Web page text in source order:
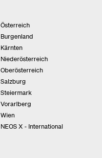
Österreich
Burgenland
Kärnten
Niederösterreich
Oberösterreich
Salzburg
Steiermark
Vorarlberg
Wien
NEOS X - International